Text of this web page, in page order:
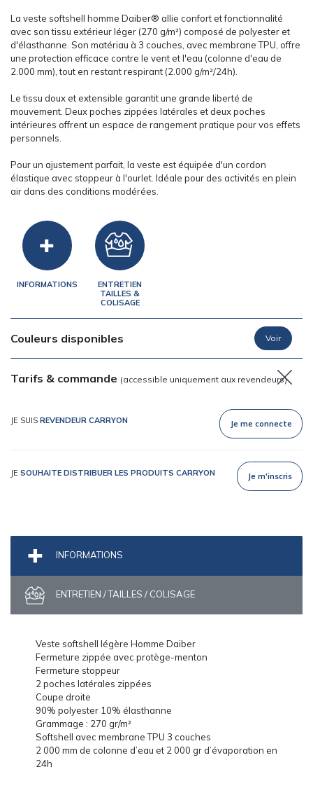
La veste softshell homme Daiber® allie confort et fonctionnalité
avec son tissu extérieur léger (270 g/m²) composé de polyester et
d'élasthanne. Son matériau à 3 couches, avec membrane TPU, offre
une protection efficace contre le vent et l'eau (colonne d'eau de
2.000 mm), tout en restant respirant (2.000 g/m²/24h).
Le tissu doux et extensible garantit une grande liberté de
mouvement. Deux poches zippées latérales et deux poches
intérieures offrent un espace de rangement pratique pour vos effets
personnels.
Pour un ajustement parfait, la veste est équipée d'un cordon
élastique avec stoppeur à l'ourlet. Idéale pour des activités en plein
air dans des conditions modérées.
INFORMATIONS
ENTRETIEN
TAILLES &
COLISAGE
Couleurs disponibles
Tarifs & commande (accessible uniquement aux revendeurs)
JE SUIS REVENDEUR CARRYON Je me connecte
JE SOUHAITE DISTRIBUER LES PRODUITS CARRYON Je m'inscris
INFORMATIONS
ENTRETIEN / TAILLES / COLISAGE
Veste softshell légère Homme Daiber
Fermeture zippée avec protège-menton
Fermeture stoppeur
2 poches latérales zippées
Coupe droite
90% polyester 10% élasthanne
Grammage : 270 gr/m²
Softshell avec membrane TPU 3 couches
2 000 mm de colonne d’eau et 2 000 gr d’évaporation en
24h